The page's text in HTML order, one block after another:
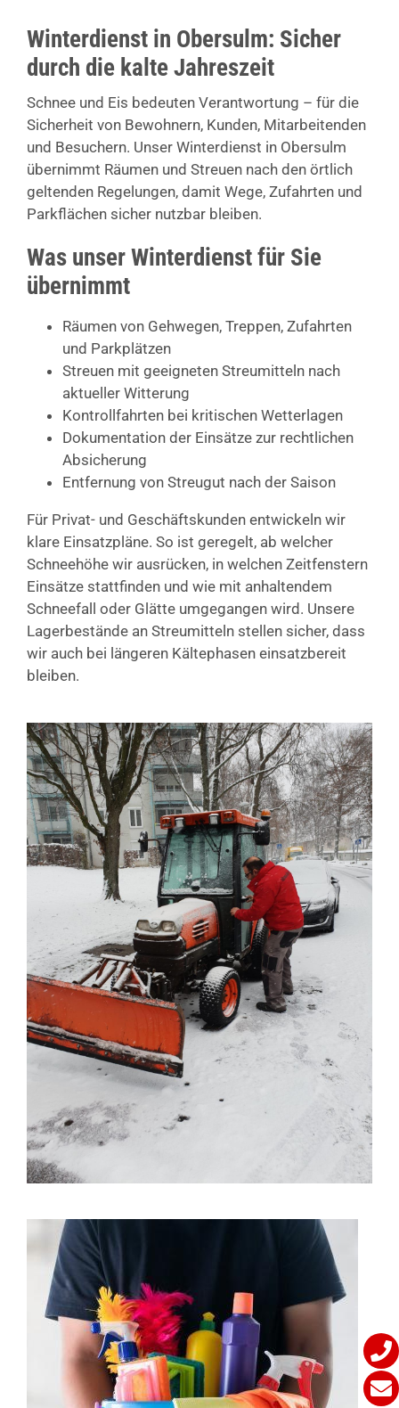
Winterdienst in Obersulm: Sicher
durch die kalte Jahreszeit
Schnee und Eis bedeuten Verantwortung – für die
Sicherheit von Bewohnern, Kunden, Mitarbeitenden
und Besuchern. Unser Winterdienst in Obersulm
übernimmt Räumen und Streuen nach den örtlich
geltenden Regelungen, damit Wege, Zufahrten und
Parkflächen sicher nutzbar bleiben.
Was unser Winterdienst für Sie
übernimmt
Räumen von Gehwegen, Treppen, Zufahrten
und Parkplätzen
Streuen mit geeigneten Streumitteln nach
aktueller Witterung
Kontrollfahrten bei kritischen Wetterlagen
Dokumentation der Einsätze zur rechtlichen
Absicherung
Entfernung von Streugut nach der Saison
Für Privat- und Geschäftskunden entwickeln wir
klare Einsatzpläne. So ist geregelt, ab welcher
Schneehöhe wir ausrücken, in welchen Zeitfenstern
Einsätze stattfinden und wie mit anhaltendem
Schneefall oder Glätte umgegangen wird. Unsere
Lagerbestände an Streumitteln stellen sicher, dass
wir auch bei längeren Kältephasen einsatzbereit
bleiben.